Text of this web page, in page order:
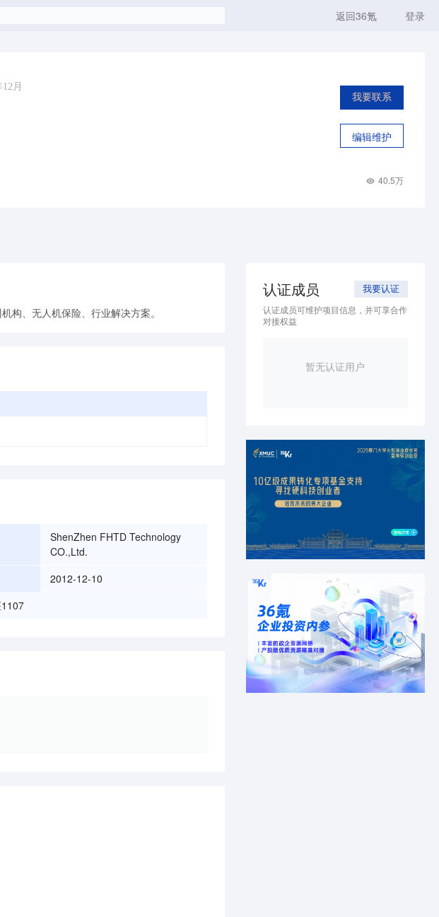
返回36氪 登录
月
我要联系
编辑维护
40.5万
构、无人机保险、行业解决方案。
ShenZhen FHTD Technology
CO.,Ltd.
2012-12-10
认证成员 我要认证
认证成员可维护项目信息，并可享合作
对接权益
暂无认证用户